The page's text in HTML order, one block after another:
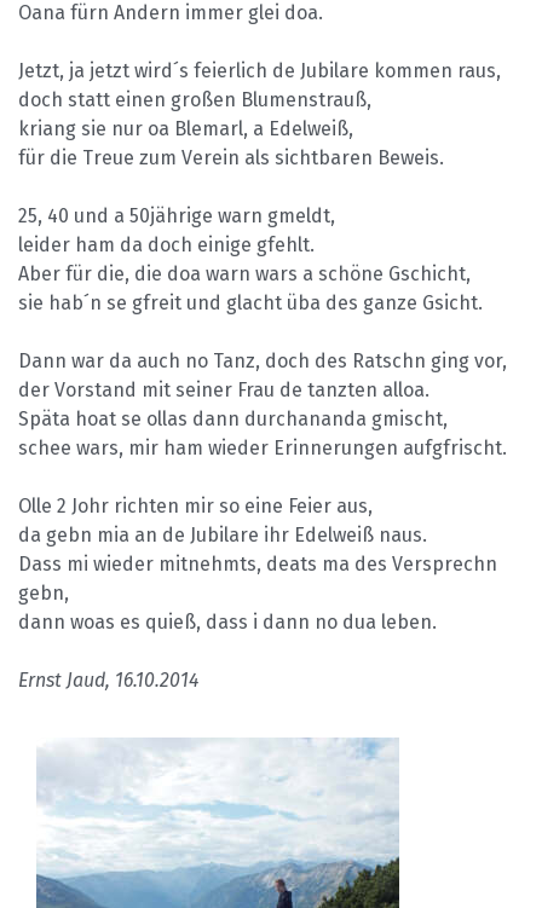
Oana fürn Andern immer glei doa.
Jetzt, ja jetzt wird´s feierlich de Jubilare kommen raus,
doch statt einen großen Blumenstrauß,
kriang sie nur oa Blemarl, a Edelweiß,
für die Treue zum Verein als sichtbaren Beweis.
25, 40 und a 50jährige warn gmeldt,
leider ham da doch einige gfehlt.
Aber für die, die doa warn wars a schöne Gschicht,
sie hab´n se gfreit und glacht üba des ganze Gsicht.
Dann war da auch no Tanz, doch des Ratschn ging vor,
der Vorstand mit seiner Frau de tanzten alloa.
Späta hoat se ollas dann durchananda gmischt,
schee wars, mir ham wieder Erinnerungen aufgfrischt.
Olle 2 Johr richten mir so eine Feier aus,
da gebn mia an de Jubilare ihr Edelweiß naus.
Dass mi wieder mitnehmts, deats ma des Versprechn
gebn,
dann woas es quieß, dass i dann no dua leben.
Ernst Jaud, 16.10.2014